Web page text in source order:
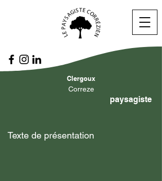
Clergoux
Correze
paysagiste
Texte de présentation